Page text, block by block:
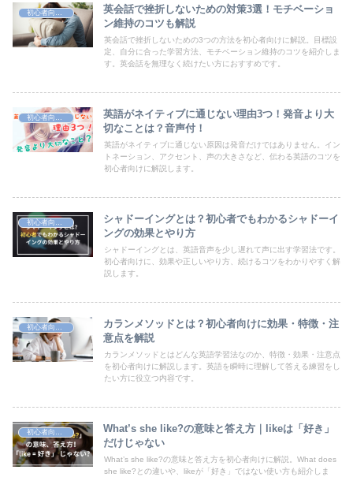
初心者向け英語学習法
英会話で挫折しないための対策3選！モチベーショ
ン維持のコツも解説
英会話で挫折しないための3つの方法を初心者向けに解説。目標設
定、自分に合った学習方法、モチベーション維持のコツを紹介しま
す。英会話を無理なく続けたい方におすすめです。
初心者向け英語学習法
英語がネイティブに通じない理由3つ！発音より大
切なことは？音声付！
英語がネイティブに通じない原因は発音だけではありません。イン
トネーション、アクセント、声の大きさなど、伝わる英語のコツを
初心者向けに解説します。
シャドーイングとは？初心者でもわかるシャドーイ
ングの効果とやり方
シャドーイングとは、英語音声を少し遅れて声に出す学習法です。
初心者向けに、効果や正しいやり方、続けるコツをわかりやすく解
説します。
カランメソッドとは？初心者向けに効果・特徴・注
意点を解説
カランメソッドとはどんな英語学習法なのか、特徴・効果・注意点
を初心者向けに解説します。英語を瞬時に理解して答える練習をし
たい方に役立つ内容です。
What’s she like?の意味と答え方｜likeは「好き」
だけじゃない
What’s she like?の意味と答え方を初心者向けに解説。What does
she like?との違いや、likeが「好き」ではない使い方も紹介しま